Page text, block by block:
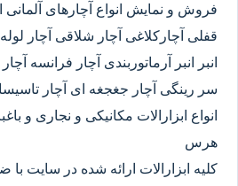
فروش و نمایش انواع آچارهای آلمانی
قفلی آچارکلاغی آچار شلاقی آچار
انبر انبر آرماتوربندی آچار فرانسه
سر رینگی آچار جغجغه ای آچار
انواع ابزارالات مکانیکی و نجاری و
هرس
کلیه ابزارالات ارائه شده در سایت با